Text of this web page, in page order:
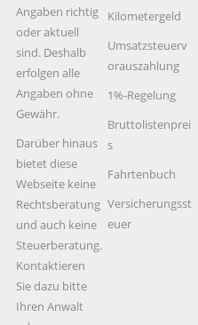
Angaben richtig
oder aktuell
sind. Deshalb
erfolgen alle
Angaben ohne
Gewähr.
Darüber hinaus
bietet diese
Webseite keine
Rechtsberatung
und auch keine
Steuerberatung.
Kontaktieren
Sie dazu bitte
Ihren Anwalt
Kilometergeld
Umsatzsteuerv
orauszahlung
1%-Regelung
Bruttolistenprei
s
Fahrtenbuch
Versicherungsst
euer